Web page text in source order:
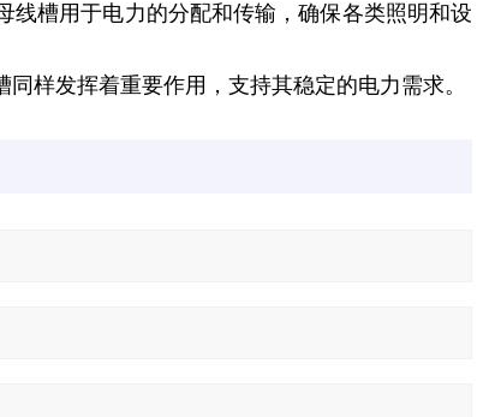
线槽用于电力的分配和传输，确保各类照明和设
样发挥着重要作用，支持其稳定的电力需求。